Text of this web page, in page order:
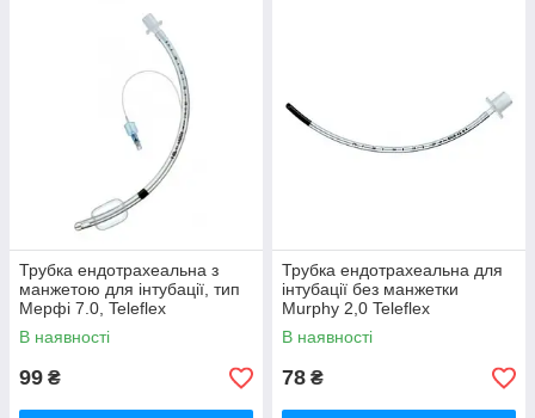
Трубка ендотрахеальна з
манжетою для інтубації, тип
Мерфі 7.0, Teleflex
В наявності
99 ₴
Трубка ендотрахеальна для
інтубації без манжетки
Murphy 2,0 Teleflex
В наявності
78 ₴